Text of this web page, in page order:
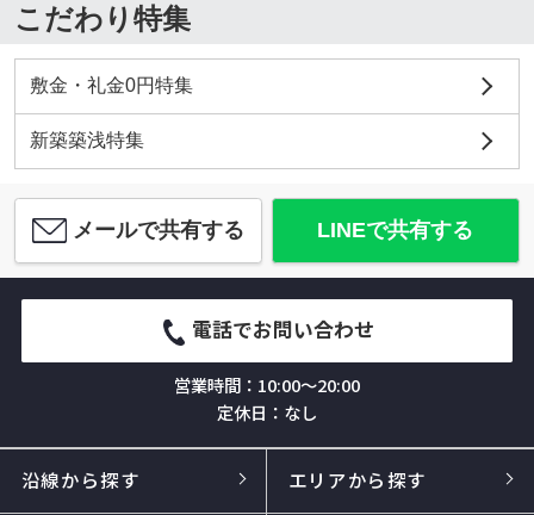
こだわり特集
敷金・礼金0円特集
新築築浅特集
メールで共有する LINEで共有する
電話でお問い合わせ
営業時間：10:00～20:00
定休日：なし
沿線から探す エリアから探す